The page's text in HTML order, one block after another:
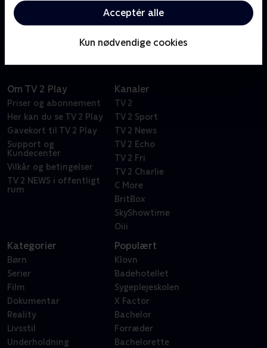
Acceptér alle
Kun nødvendige cookies
skal bluffe, gætte, købe og sælge sig igennem en
masse loppefund i håbet om at tjene flest penge.
Om TV 2 Play
Priser og abonnement
Her kan du se TV 2 Play
Gavekort til TV 2 Play
Support og
Kundecenter
Vilkår og betingelser
TV 2 NEWS i offentligt
rum
Kanaler
TV 2
TV 2 Sport
TV 2 News
TV 2 Echo
TV 2 Fri
TV 2 Charlie
C More
BritBox
SkyShowtime
Oiii
Kategorier
Børn
Serier
Film
Dokumentar
Reality
Livsstil
Underholdning
Populært
Klovn
Badehotellet
Sygeplejeskolen
X Factor
Bachelor
Forræder
Bachelorette